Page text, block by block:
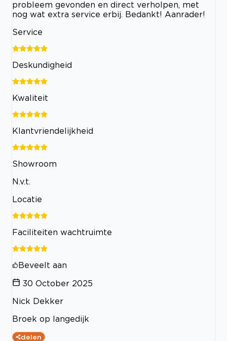
probleem gevonden en direct verholpen, met
nog wat extra service erbij. Bedankt! Aanrader!
Service
Deskundigheid
Kwaliteit
Klantvriendelijkheid
Showroom
N.v.t.
Locatie
Faciliteiten wachtruimte
Beveelt aan
30 October 2025
Nick Dekker
Broek op langedijk
delen